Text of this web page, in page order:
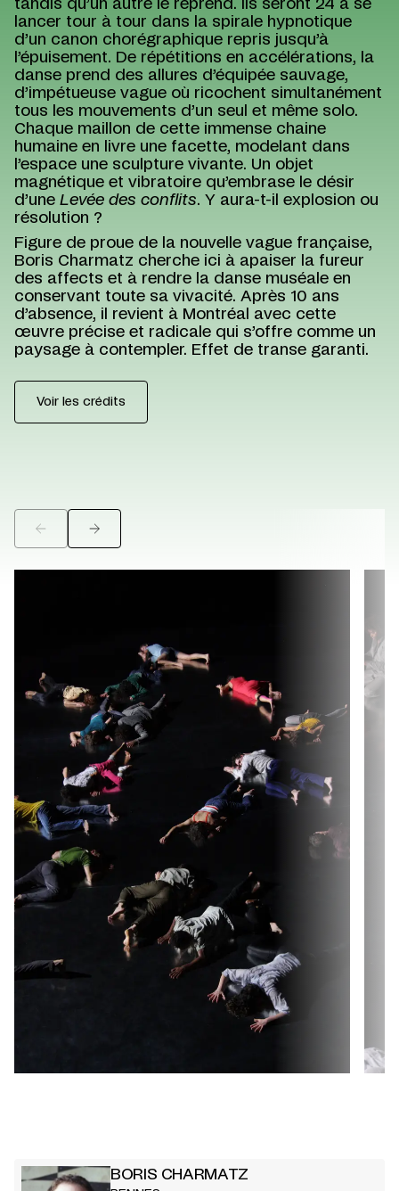
tandis qu’un autre le reprend. Ils seront 24 à se
lancer tour à tour dans la spirale hypnotique
d’un canon chorégraphique repris jusqu’à
l’épuisement. De répétitions en accélérations, la
danse prend des allures d’équipée sauvage,
d’impétueuse vague où ricochent simultanément
tous les mouvements d’un seul et même solo.
Chaque maillon de cette immense chaine
humaine en livre une facette, modelant dans
l’espace une sculpture vivante. Un objet
magnétique et vibratoire qu’embrase le désir
d’une Levée des conflits. Y aura-t-il explosion ou
résolution ?
Figure de proue de la nouvelle vague française,
Boris Charmatz cherche ici à apaiser la fureur
des affects et à rendre la danse muséale en
conservant toute sa vivacité. Après 10 ans
d’absence, il revient à Montréal avec cette
œuvre précise et radicale qui s’offre comme un
paysage à contempler. Effet de transe garanti.
Voir les crédits
BORIS CHARMATZ